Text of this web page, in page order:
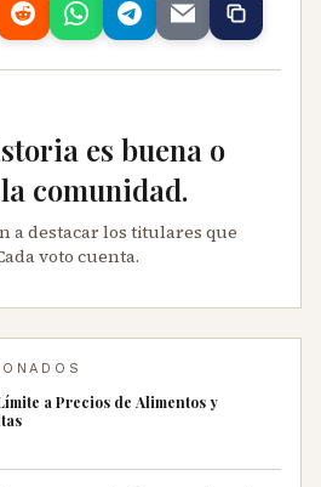
es buena o
comunidad.
a destacar los titulares que
voto cuenta.
a Precios de Alimentos y